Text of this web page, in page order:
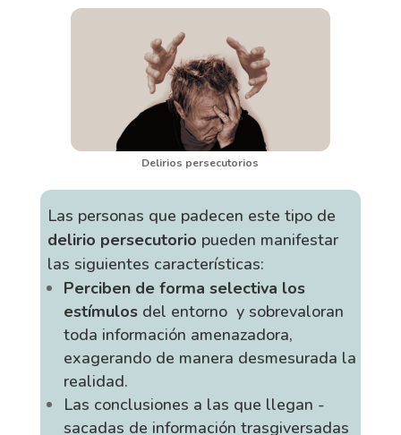
Delirios persecutorios
Las personas que padecen este tipo de
delirio persecutorio pueden manifestar
las siguientes características:
Perciben de forma selectiva los
estímulosdel entorno y sobrevaloran
toda información amenazadora,
exagerando de manera desmesurada la
realidad.
Las conclusiones a las que llegan -
sacadas de información trasgiversadas